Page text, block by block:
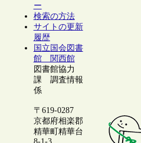
ー
検索の方法
サイトの更新
履歴
国立国会図書
館 関西館
図書館協力
課 調査情報
係
〒619-0287
京都府相楽郡
精華町精華台